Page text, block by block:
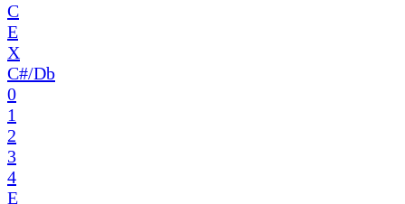
C
E
X
C#/Db
0
1
2
3
4
E